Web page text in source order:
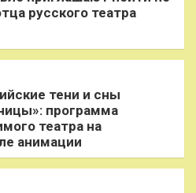
русского театра
тени и сны
программа
театра на
анимации